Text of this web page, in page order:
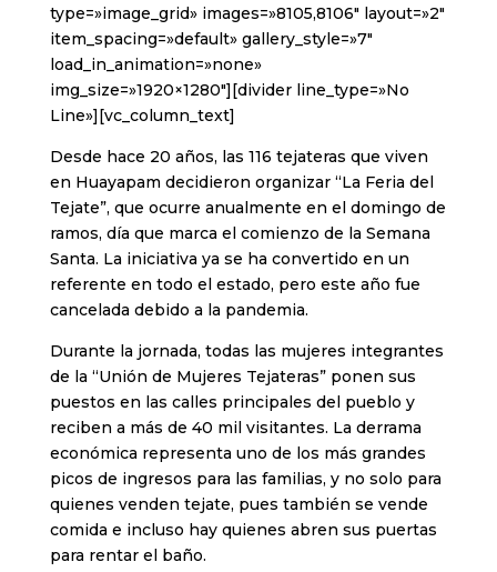
type=»image_grid» images=»8105,8106″ layout=»2″
item_spacing=»default» gallery_style=»7″
load_in_animation=»none»
img_size=»1920×1280″][divider line_type=»No
Line»][vc_column_text]
Desde hace 20 años, las 116 tejateras que viven
en Huayapam decidieron organizar “La Feria del
Tejate”, que ocurre anualmente en el domingo de
ramos, día que marca el comienzo de la Semana
Santa. La iniciativa ya se ha convertido en un
referente en todo el estado, pero este año fue
cancelada debido a la pandemia.
Durante la jornada, todas las mujeres integrantes
de la “Unión de Mujeres Tejateras” ponen sus
puestos en las calles principales del pueblo y
reciben a más de 40 mil visitantes. La derrama
económica representa uno de los más grandes
picos de ingresos para las familias, y no solo para
quienes venden tejate, pues también se vende
comida e incluso hay quienes abren sus puertas
para rentar el baño.